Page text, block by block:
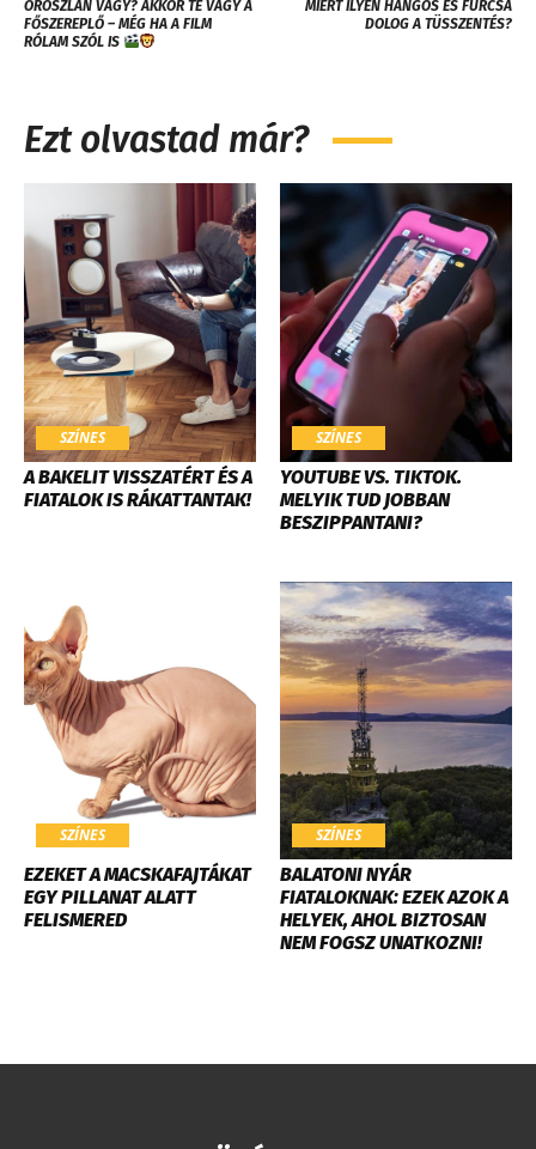
OROSZLÁN VAGY? AKKOR TE VAGY A
FŐSZEREPLŐ – MÉG HA A FILM
RÓLAM SZÓL IS
MIÉRT ILYEN HANGOS ÉS FURCSA
DOLOG A TÜSSZENTÉS?
Ezt olvastad már?
SZÍNES
A BAKELIT VISSZATÉRT ÉS A
FIATALOK IS RÁKATTANTAK!
SZÍNES
YOUTUBE VS. TIKTOK.
MELYIK TUD JOBBAN
BESZIPPANTANI?
SZÍNES
EZEKET A MACSKAFAJTÁKAT
EGY PILLANAT ALATT
FELISMERED
SZÍNES
BALATONI NYÁR
FIATALOKNAK: EZEK AZOK A
HELYEK, AHOL BIZTOSAN
NEM FOGSZ UNATKOZNI!